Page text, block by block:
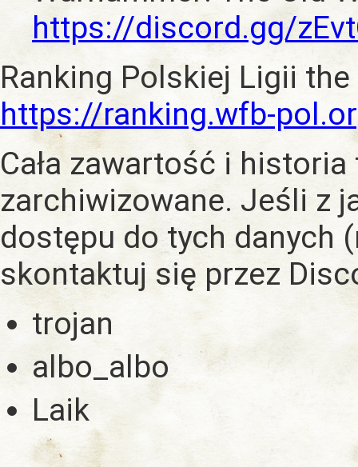
https://discord.gg/
Ranking Polskiej Ligii
https://ranking.wfb-
Cała zawartość i historia
zarchiwizowane. Jeśli z
dostępu do tych danych
skontaktuj się przez
trojan
albo_albo
Laik